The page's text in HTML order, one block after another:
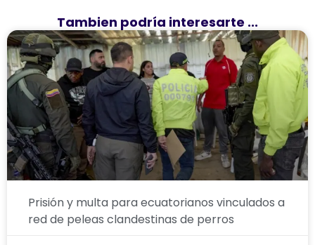
Tambien podría interesarte ...
Prisión y multa para ecuatorianos vinculados a
red de peleas clandestinas de perros